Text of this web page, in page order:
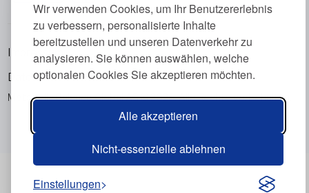
Wir verwenden Cookies, um Ihr Benutzererlebnis
zu verbessern, personalisierte Inhalte
bereitzustellen und unseren Datenverkehr zu
analysieren. Sie können auswählen, welche
optionalen Cookies Sie akzeptieren möchten.
Alle akzeptieren
Nicht-essenzielle ablehnen
Einstellungen
Metabolic Balance Global AG © 2026. Alle Rechte vorbehalten.
Impressum
Datenschutzrichtlinie